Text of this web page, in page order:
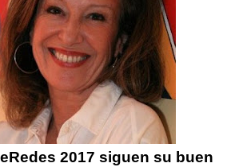
2017 siguen su buen